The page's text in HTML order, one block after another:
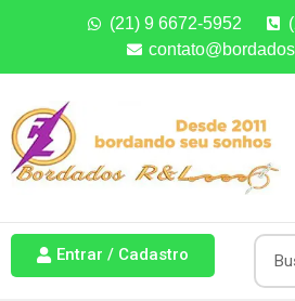
(21) 9 6672-5952
Entrar / Cadastro